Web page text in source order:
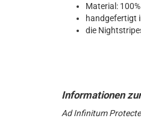
Material:
handgefertigt
die
Ad Infinitum